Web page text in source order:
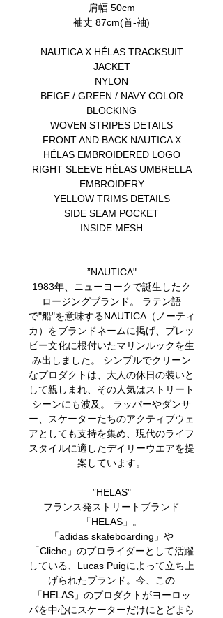
肩幅 50cm
袖丈 87cm(首‐袖)
NAUTICA X HÉLAS TRACKSUIT
JACKET
NYLON
BEIGE / GREEN / NAVY COLOR
BLOCKING
WOVEN STRIPES DETAILS
FRONT AND BACK NAUTICA X
HÉLAS EMBROIDERED LOGO
RIGHT SLEEVE HÉLAS UMBRELLA
EMBROIDERY
YELLOW TRIMS DETAILS
SIDE SEAM POCKET
INSIDE MESH
”NAUTICA"
1983年、ニューヨークで誕生したク
ロージングブランド。 ラテン語
で"船"を意味するNAUTICA（ノーティ
カ）をブランドネームに掲げ、プレッ
ピー文化に根付いたマリンルックを生
み出しました。 シンプルでクリーン
なプロダクトは、大人の休日の装いと
して親しまれ、その人気はストリート
シーンにも波及。 ラッパーやダンサ
ー、スケーターたちのアクティブウェ
アとしても支持を集め、現代のライフ
スタイルに適したデイリーウエアを提
案しています。
”HELAS"
フランス発ストリートブランド
「HELAS」。
「adidas skateboarding」や
「Cliche」のプロライダーとして活躍
している、Lucas Puigによって立ち上
げられたブランド。今、この
「HELAS」のプロダクトがヨーロッ
パを中心にスケーターだけにとどまら